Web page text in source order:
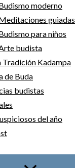
moderno
guiadas
para niños
budista
Tradición Kadampa
de Buda
budistas
del año